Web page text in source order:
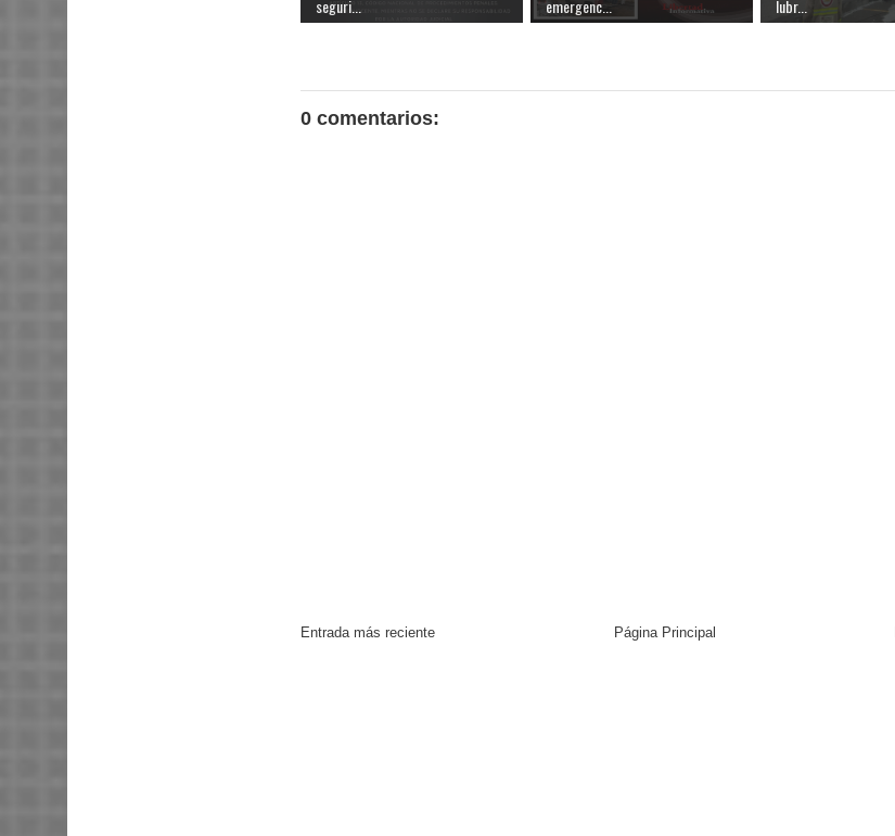
seguri...
emergenc...
lubr...
0 comentarios:
Entrada más reciente Página Principal